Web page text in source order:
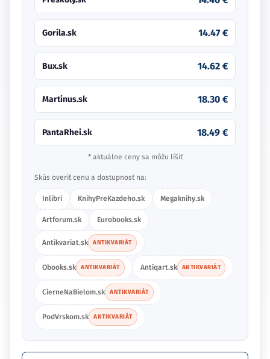
Gorila.sk 14.47 €
Bux.sk 14.62 €
Martinus.sk 18.30 €
PantaRhei.sk 18.49 €
* aktuálne ceny sa môžu líšiť
Skús overiť cenu a dostupnosť na:
Inlibri KnihyPreKazdeho.sk Megaknihy.sk
Artforum.sk Eurobooks.sk
Antikvariat.sk ANTIKVARIÁT
Obooks.sk ANTIKVARIÁT Antiqart.sk ANTIKVARIÁT
CierneNaBielom.sk ANTIKVARIÁT
PodVrskom.sk ANTIKVARIÁT